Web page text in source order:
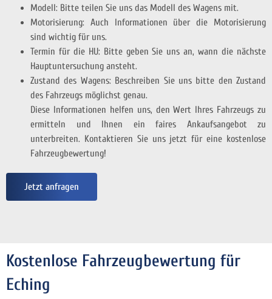
Modell: Bitte teilen Sie uns das Modell des Wagens mit.
Motorisierung: Auch Informationen über die Motorisierung
sind wichtig für uns.
Termin für die HU: Bitte geben Sie uns an, wann die nächste
Hauptuntersuchung ansteht.
Zustand des Wagens: Beschreiben Sie uns bitte den Zustand
des Fahrzeugs möglichst genau.
Diese Informationen helfen uns, den Wert Ihres Fahrzeugs zu
ermitteln und Ihnen ein faires Ankaufsangebot zu
unterbreiten. Kontaktieren Sie uns jetzt für eine kostenlose
Fahrzeugbewertung!
Jetzt anfragen
Kostenlose Fahrzeugbewertung für
Eching